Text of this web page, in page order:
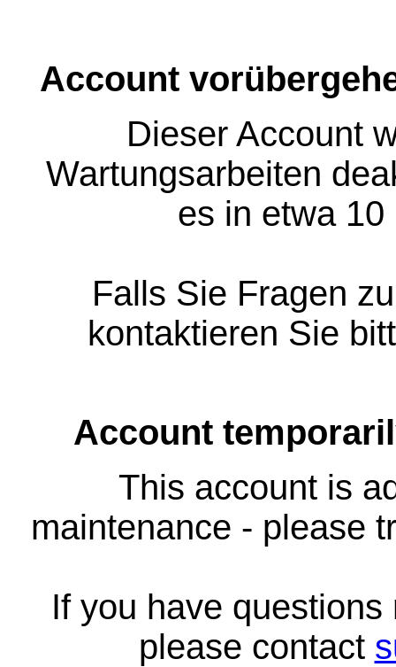
Account
Dieser Account
Wartungsarbeiten
es in etwa
Falls Sie Fragen
kontaktieren Sie
Account
This account is
maintenance - please
If you have
please contact